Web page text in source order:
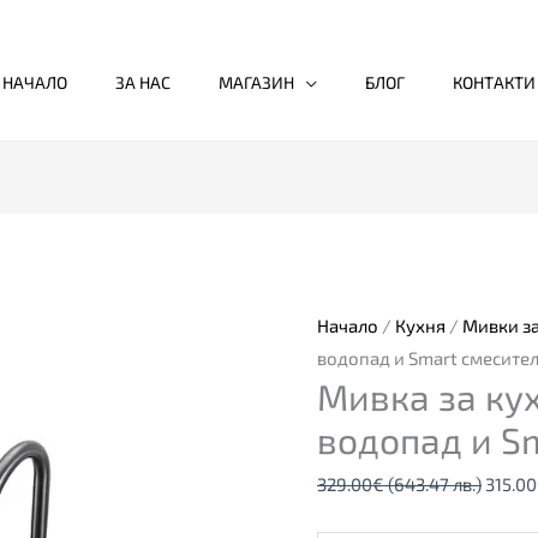
НАЧАЛО ЗА НАС МАГАЗИН БЛОГ КОНТАКТИ
Начало / Кухня / Мивки
водопад и Smart смесител
Мивка за
водопад и
329.00€(643.47 лв.)
(643.47
лв.).
315.00
за
кухня
Spark
водопад
и